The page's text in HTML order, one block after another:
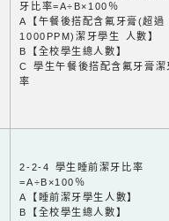
牙比率=A÷B×100％
A【午餐後搭配含氟牙膏(超過
1000PPM)潔牙學生 人數】
B【全校學生總人數】
C 學生午餐後搭配含氟牙膏潔
率
2-2-4 學生睡前潔牙比率
=A÷B×100％
A【睡前潔牙學生人數】
B【全校學生總人數】